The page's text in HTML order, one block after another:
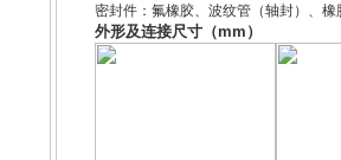
密封件：氟橡胶、波纹管（轴封）、橡
外形及连接尺寸（mm）